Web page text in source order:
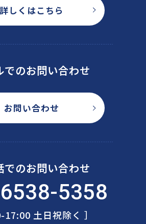
詳しくはこちら
でのお問い合わせ
お問い合わせ
でのお問い合わせ
5358
17:00 土日祝除く ］